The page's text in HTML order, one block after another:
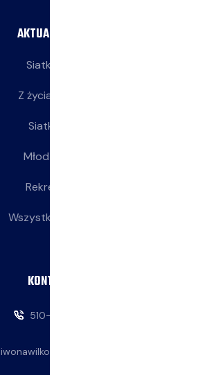
AKTUALNOŚCI
Siatkarze
Z życia klubu
Siatkarki
Młodziczki
Rekreacja
Wszystkie wpisy
KONTAKT
510-146-069
iwonawilkowska@interia.pl